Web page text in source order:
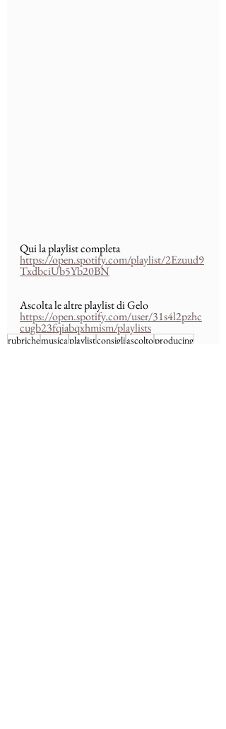
Qui la playlist completa
https://open.spotify.com/playlist/2Ezuud9
TxdbciUb5Yb20BN
Ascolta le altre playlist di Gelo
https://open.spotify.com/user/31s4l2pzhc
cugb23fqiabqxhmism/playlists
rubrichemusicaplaylistconsigliascoltoproducing